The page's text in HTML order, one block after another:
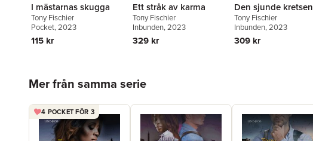
I mästarnas skugga
Tony Fischier
Pocket, 2023
115 kr
Ett stråk av karma
Tony Fischier
Inbunden, 2023
329 kr
Den sjunde kretsen
Tony Fischier
Inbunden, 2023
309 kr
Mer från samma serie
4 POCKET FÖR 3